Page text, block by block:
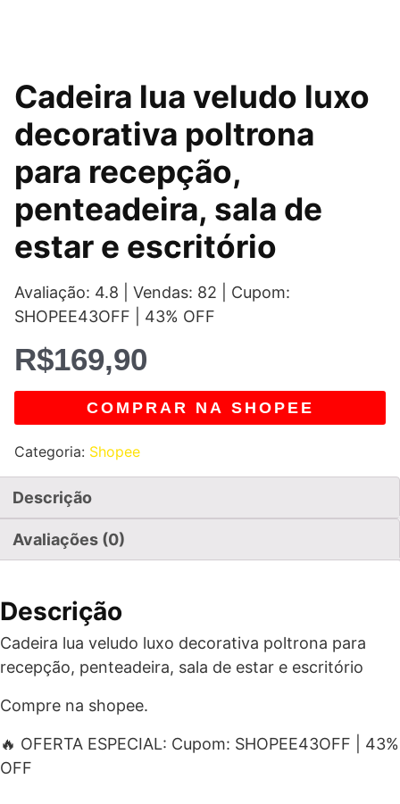
Cadeira lua veludo luxo
decorativa poltrona
para recepção,
penteadeira, sala de
estar e escritório
Avaliação: 4.8 | Vendas: 82 | Cupom:
SHOPEE43OFF | 43% OFF
R$169,90
COMPRAR NA SHOPEE
Categoria: Shopee
Descrição
Avaliações (0)
Descrição
Cadeira lua veludo luxo decorativa poltrona para
recepção, penteadeira, sala de estar e escritório
Compre na shopee.
🔥 OFERTA ESPECIAL: Cupom: SHOPEE43OFF | 43%
OFF